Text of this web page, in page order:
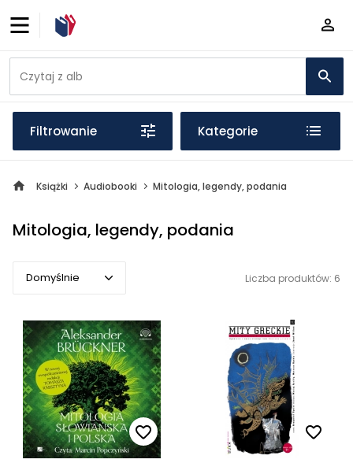
Filtrowanie Kategorie
Książki Audiobooki Mitologia, legendy, podania
Mitologia, legendy, podania
Domyślnie
Domyślnie
Popularne
Cena rosnąco
Cena malejąco
Od najnowszych
Liczba produktów: 6